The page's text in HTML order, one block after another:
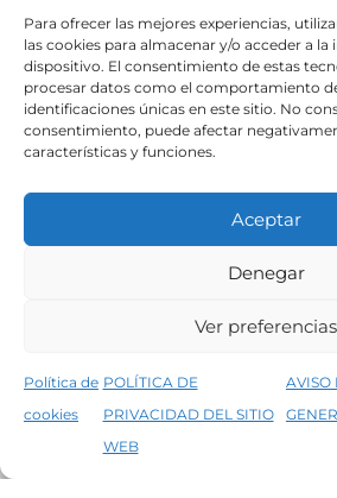
Para ofrecer las mejores experiencias,
las cookies para almacenar y/o acceder a
dispositivo. El consentimiento de estas
procesar datos como el comportamiento
identificaciones únicas en este sitio. No
consentimiento, puede afectar
características y funciones.
Aceptar
Denegar
Ver preferencias
Política de
cookies
POLÍTICA DE
PRIVACIDAD DEL SITIO
WEB
AVISO
5% de descuento en tu primera compra, utiliza el
SÍGUENOS
Condiciones
Política de privacidad del
©2026 Decopintur- todos